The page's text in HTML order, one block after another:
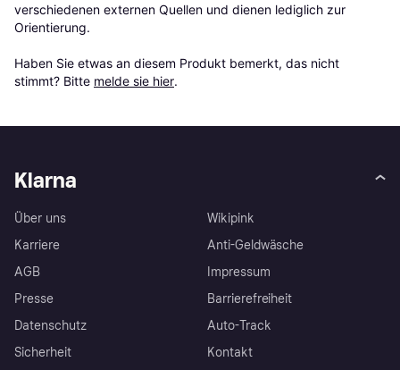
verschiedenen externen Quellen und dienen lediglich zur
Orientierung.
Haben Sie etwas an diesem Produkt bemerkt, das nicht
stimmt? Bitte melde sie hier.
Klarna
Über uns
Karriere
AGB
Presse
Datenschutz
Sicherheit
Wikipink
Anti-Geldwäsche
Impressum
Barrierefreiheit
Auto-Track
Kontakt